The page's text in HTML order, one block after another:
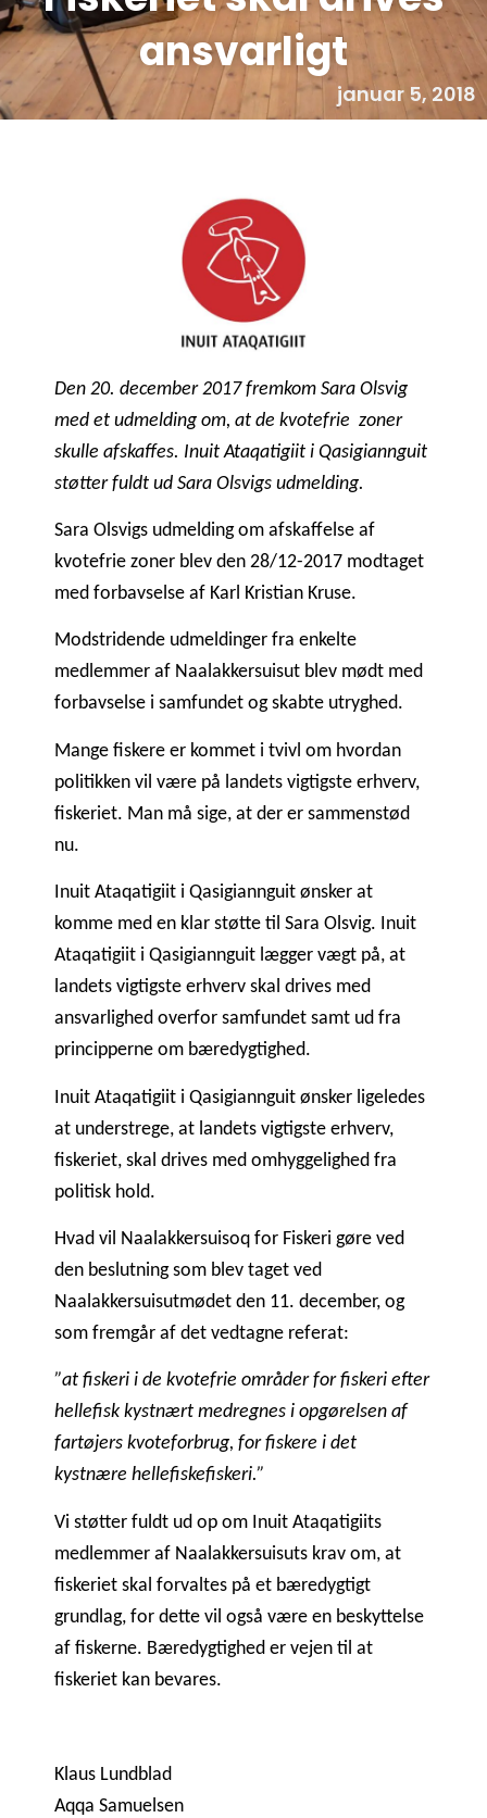
ansvarligt
januar 5, 2018
Den 20. december 2017 fremkom Sara Olsvig
med et udmelding om, at de kvotefrie zoner
skulle afskaffes. Inuit Ataqatigiit i Qasigiannguit
støtter fuldt ud Sara Olsvigs udmelding.
Sara Olsvigs udmelding om afskaffelse af
kvotefrie zoner blev den 28/12-2017 modtaget
med forbavselse af Karl Kristian Kruse.
Modstridende udmeldinger fra enkelte
medlemmer af Naalakkersuisut blev mødt med
forbavselse i samfundet og skabte utryghed.
Mange fiskere er kommet i tvivl om hvordan
politikken vil være på landets vigtigste erhverv,
fiskeriet. Man må sige, at der er sammenstød
nu.
Inuit Ataqatigiit i Qasigiannguit ønsker at
komme med en klar støtte til Sara Olsvig. Inuit
Ataqatigiit i Qasigiannguit lægger vægt på, at
landets vigtigste erhverv skal drives med
ansvarlighed overfor samfundet samt ud fra
principperne om bæredygtighed.
Inuit Ataqatigiit i Qasigiannguit ønsker ligeledes
at understrege, at landets vigtigste erhverv,
fiskeriet, skal drives med omhyggelighed fra
politisk hold.
Hvad vil Naalakkersuisoq for Fiskeri gøre ved
den beslutning som blev taget ved
Naalakkersuisutmødet den 11. december, og
som fremgår af det vedtagne referat:
”at fiskeri i de kvotefrie områder for fiskeri efter
hellefisk kystnært medregnes i opgørelsen af
fartøjers kvoteforbrug, for fiskere i det
kystnære hellefiskefiskeri.”
Vi støtter fuldt ud op om Inuit Ataqatigiits
medlemmer af Naalakkersuisuts krav om, at
fiskeriet skal forvaltes på et bæredygtigt
grundlag, for dette vil også være en beskyttelse
af fiskerne. Bæredygtighed er vejen til at
fiskeriet kan bevares.
Klaus Lundblad
Aqqa Samuelsen